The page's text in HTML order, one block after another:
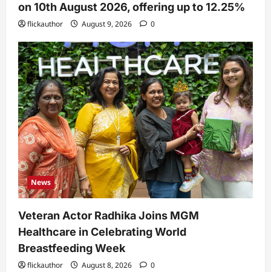
on 10th August 2026, offering up to 12.25%
flickauthor August 9, 2026 0
News
Veteran Actor Radhika Joins MGM
Healthcare in Celebrating World
Breastfeeding Week
flickauthor August 8, 2026 0